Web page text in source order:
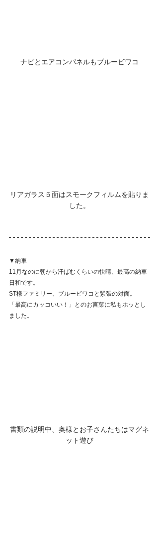
ナビとエアコンパネルもブルービワコ
リアガラス５面はスモークフィルムを貼りま
した。
▼納車
11月なのに朝から汗ばむくらいの快晴、最高の納車
日和です。
ST様ファミリー、ブルービワコと緊張の対面。
「最高にカッコいい！」とのお言葉に私もホッとし
ました。
書類の説明中、奥様とお子さんたちはマグネ
ット遊び